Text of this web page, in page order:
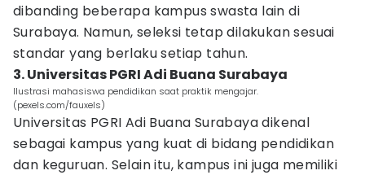
dibanding beberapa kampus swasta lain di
Surabaya. Namun, seleksi tetap dilakukan sesuai
standar yang berlaku setiap tahun.
3. Universitas PGRI Adi Buana Surabaya
Ilustrasi mahasiswa pendidikan saat praktik mengajar.
(pexels.com/fauxels)
Universitas PGRI Adi Buana Surabaya dikenal
sebagai kampus yang kuat di bidang pendidikan
dan keguruan. Selain itu, kampus ini juga memiliki